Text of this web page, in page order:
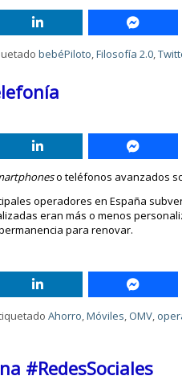
bebéPiloto,Filosofía 2.0,
o teléfonos avanzados
operadores en España
eran más o menos
para renovar.
Ahorro,Móviles, OMV,
#RedesSociales